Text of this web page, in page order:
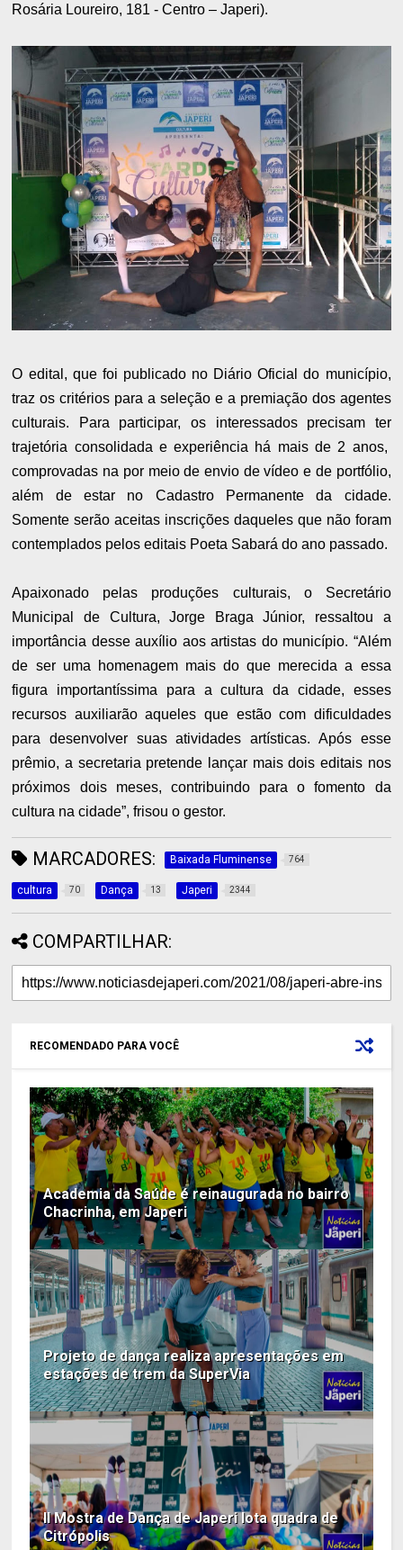
Rosária Loureiro, 181 - Centro – Japeri).
O edital, que foi publicado no Diário Oficial do município,
traz os critérios para a seleção e a premiação dos agentes
culturais. Para participar, os interessados precisam ter
trajetória consolidada e experiência há mais de 2 anos,
comprovadas na por meio de envio de vídeo e de portfólio,
além de estar no Cadastro Permanente da cidade.
Somente serão aceitas inscrições daqueles que não foram
contemplados pelos editais Poeta Sabará do ano passado.
Apaixonado pelas produções culturais, o Secretário
Municipal de Cultura, Jorge Braga Júnior, ressaltou a
importância desse auxílio aos artistas do município. “Além
de ser uma homenagem mais do que merecida a essa
figura importantíssima para a cultura da cidade, esses
recursos auxiliarão aqueles que estão com dificuldades
para desenvolver suas atividades artísticas. Após esse
prêmio, a secretaria pretende lançar mais dois editais nos
próximos dois meses, contribuindo para o fomento da
cultura na cidade”, frisou o gestor.
MARCADORES: Baixada Fluminense 764
cultura 70 Dança 13 Japeri 2344
COMPARTILHAR:
RECOMENDADO PARA VOCÊ
Academia da Saúde é reinaugurada no bairro
Chacrinha, em Japeri
Projeto de dança realiza apresentações em
estações de trem da SuperVia
II Mostra de Dança de Japeri lota quadra de
Citrópolis